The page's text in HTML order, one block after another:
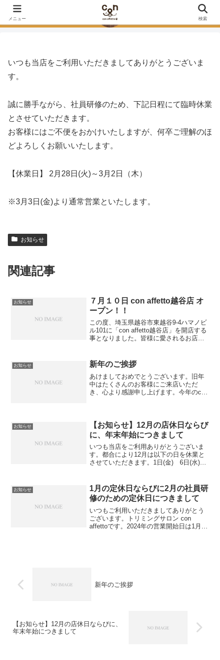
con affetto（コンアフェット）は越谷市東越谷にある犬のためのトリミングサ
ロンです♪
いつも当店をご利用いただきましてありがとうございま
す。
誠に勝手ながら、社員研修のため、下記日程にて臨時休業
とさせていただきます。
お客様にはご不便をおかけいたしますが、何卒ご理解のほ
どよろしくお願いいたします。
【休業日】 2月28日(火)～3月2日（木）
※3月3日(金)より通常営業といたします。
お知らせ
関連記事
お知らせ
７月１０日 con affetto越谷店 オ
ープン！！
この度、埼玉県越谷市東越谷9-4ハマノビ
ル101に「con affetto越谷店」を開店する
事となりました。皆様に愛されるお店に
ます。
お知らせ 新年のご挨拶
あけましておめでとうございます。旧年
中はたくさんのお客様にご来店いただ
き、心より感謝申し上げます。今年のcon
は全店舗...
お知らせ
【お知らせ】12月の店休日ならび
に、年末年始につきまして
いつも当店をご利用ありがとうございま
す。都合により12月は以下の日を休業と
させていただきます。1日(金) 6日(水)
きましては1月4日(木)まで休...
お知らせ
1月の定休日ならびに2月の社員研
修のための定休日につきまして
いつもご利用いただきましてありがとう
ございます。トリミングサロン con
affettoです。2024年の営業開始日は1月5
新年のご挨拶
【お知らせ】12月の店休日ならびに、
年末年始につきまして
メニュー 検索